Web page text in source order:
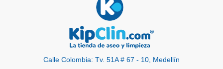
Calle Colombia: Tv. 51A # 67 - 10, Medellín